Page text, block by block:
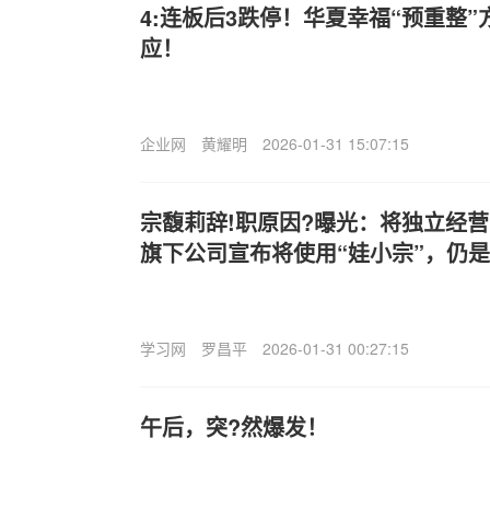
4:连板后3跌停！华夏幸福“预重整”
应！
企业网 黄耀明 2026-01-31 15:07:15
宗馥莉辞!职原因?曝光：将独立经
旗下公司宣布将使用“娃小宗”，仍
学习网 罗昌平 2026-01-31 00:27:15
午后，突?然爆发！